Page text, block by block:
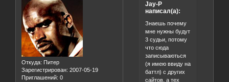
Откуда: Питер
Зарегистрирован: 2007-05-19
Приглашений: 0
Jay-P
написал(а):
Знаешь почему
мне нужны будут
3 судьи, потому
что сюда
записываються
(я имею ввиду на
баттл) с других
сайтов, а тех